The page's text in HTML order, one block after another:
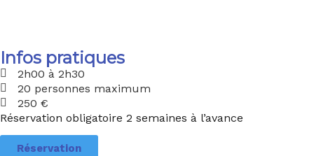
Infos pratiques
2h00 à 2h30
20 personnes maximum
250 €
Réservation obligatoire 2 semaines à l’avance
Réservation